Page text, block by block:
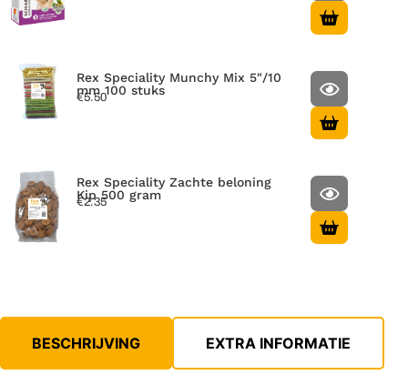
Rex Speciality Munchy Mix 5″/10
mm 100 stuks
€5.50
Rex Speciality Zachte beloning
Kip 500 gram
€2.35
BESCHRIJVING EXTRA INFORMATIE